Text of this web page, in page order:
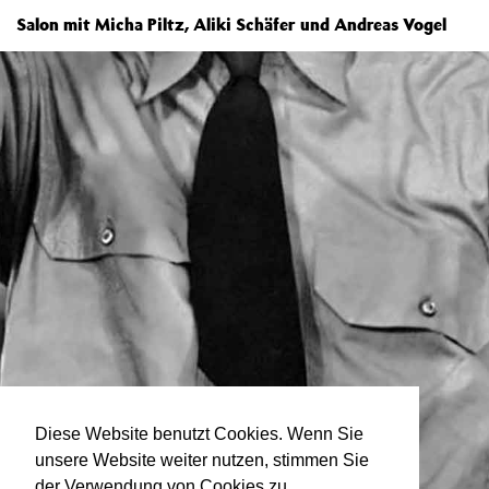
Diese Website benutzt Cookies. Wenn Sie
unsere Website weiter nutzen, stimmen Sie
Salon mit Micha Piltz, Aliki Schäfer und Andreas Vogel